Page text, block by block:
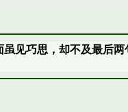
见巧思，却不及最后两